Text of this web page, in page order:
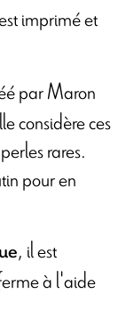
imprimé et
par Maron
considère ces
rares.
pour en
, il est
à l'aide